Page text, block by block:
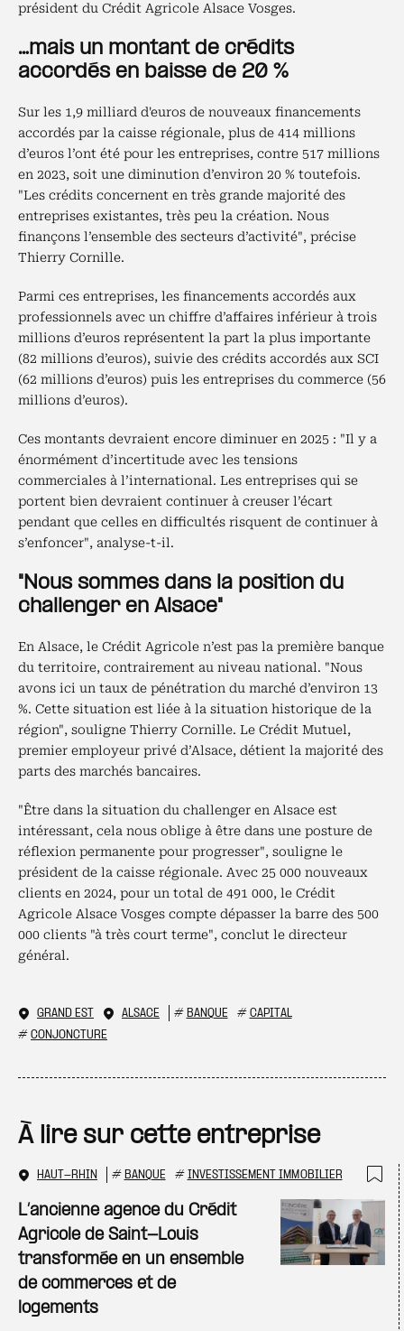
président du Crédit Agricole Alsace Vosges.
…mais un montant de crédits
accordés en baisse de 20 %
Sur les 1,9 milliard d'euros de nouveaux financements
accordés par la caisse régionale, plus de 414 millions
d’euros l’ont été pour les entreprises, contre 517 millions
en 2023, soit une diminution d’environ 20 % toutefois.
"Les crédits concernent en très grande majorité des
entreprises existantes, très peu la création. Nous
finançons l’ensemble des secteurs d’activité", précise
Thierry Cornille.
Parmi ces entreprises, les financements accordés aux
professionnels avec un chiffre d’affaires inférieur à trois
millions d’euros représentent la part la plus importante
(82 millions d’euros), suivie des crédits accordés aux SCI
(62 millions d’euros) puis les entreprises du commerce (56
millions d’euros).
Ces montants devraient encore diminuer en 2025 : "Il y a
énormément d’incertitude avec les tensions
commerciales à l’international. Les entreprises qui se
portent bien devraient continuer à creuser l’écart
pendant que celles en difficultés risquent de continuer à
s’enfoncer", analyse-t-il.
"Nous sommes dans la position du
challenger en Alsace"
En Alsace, le Crédit Agricole n’est pas la première banque
du territoire, contrairement au niveau national. "Nous
avons ici un taux de pénétration du marché d’environ 13
%. Cette situation est liée à la situation historique de la
région", souligne Thierry Cornille. Le Crédit Mutuel,
premier employeur privé d’Alsace, détient la majorité des
parts des marchés bancaires.
"Être dans la situation du challenger en Alsace est
intéressant, cela nous oblige à être dans une posture de
réflexion permanente pour progresser", souligne le
président de la caisse régionale. Avec 25 000 nouveaux
clients en 2024, pour un total de 491 000, le Crédit
Agricole Alsace Vosges compte dépasser la barre des 500
000 clients "à très court terme", conclut le directeur
général.
GRAND EST ALSACE # BANQUE # CAPITAL
# CONJONCTURE
À lire sur cette entreprise
HAUT-RHIN # BANQUE # INVESTISSEMENT IMMOBILIER
L’ancienne agence du Crédit
Agricole de Saint-Louis
transformée en un ensemble
de commerces et de
logements